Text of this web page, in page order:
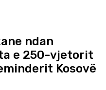
ndan
e 250-vjetorit
Kosovë